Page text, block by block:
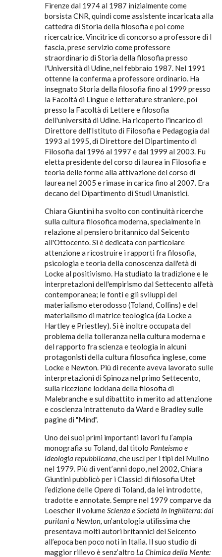
Firenze dal 1974 al 1987 inizialmente come
borsista CNR, quindi come assistente incaricata alla
cattedra di Storia della filosofia e poi come
ricercatrice. Vincitrice di concorso a professore di I
fascia, prese servizio come professore
straordinario di Storia della filosofia presso
l'Università di Udine, nel febbraio 1987. Nel 1991
ottenne la conferma a professore ordinario. Ha
insegnato Storia della filosofia fino al 1999 presso
la Facoltà di Lingue e letterature straniere, poi
presso la Facoltà di Lettere e filosofia
dell'università di Udine. Ha ricoperto l'incarico di
Direttore dell'Istituto di Filosofia e Pedagogia dal
1993 al 1995, di Direttore del Dipartimento di
Filosofia dal 1996 al 1997 e dal 1999 al 2003. Fu
eletta presidente del corso di laurea in Filosofia e
teoria delle forme alla attivazione del corso di
laurea nel 2005 e rimase in carica fino al 2007. Era
decano del Dipartimento di Studi Umanistici.
Chiara Giuntini ha svolto con continuità ricerche
sulla cultura filosofica moderna, specialmente in
relazione al pensiero britannico dal Seicento
all'Ottocento. Si è dedicata con particolare
attenzione a ricostruire i rapporti fra filosofia,
psicologia e teoria della conoscenza dall'età di
Locke al positivismo. Ha studiato la tradizione e le
interpretazioni dell'empirismo dal Settecento all'età
contemporanea; le fonti e gli sviluppi del
materialismo eterodosso (Toland, Collins) e del
materialismo di matrice teologica (da Locke a
Hartley e Priestley). Si è inoltre occupata del
problema della tolleranza nella cultura moderna e
del rapporto fra scienza e teologia in alcuni
protagonisti della cultura filosofica inglese, come
Locke e Newton. Più di recente aveva lavorato sulle
interpretazioni di Spinoza nel primo Settecento,
sulla ricezione lockiana della filosofia di
Malebranche e sul dibattito in merito ad attenzione
e coscienza intrattenuto da Ward e Bradley sulle
pagine di "Mind".
Uno dei suoi primi importanti lavori fu l’ampia
monografia su Toland, dal titolo Panteismo e
ideologia repubblicana, che uscì per i tipi del Mulino
nel 1979. Più di vent’anni dopo, nel 2002, Chiara
Giuntini pubblicò per i Classici di filosofia Utet
l’edizione delleOperedi Toland, da lei introdotte,
tradotte e annotate. Sempre nel 1979 comparve da
Loescher il volumeScienza e Società in Inghilterra: dai
puritani a Newton, un’antologia utilissima che
presentava molti autori britannici del Seicento
all’epoca ben poco noti in Italia. Il suo studio di
maggior rilievo è senz’altro La Chimica della Mente: